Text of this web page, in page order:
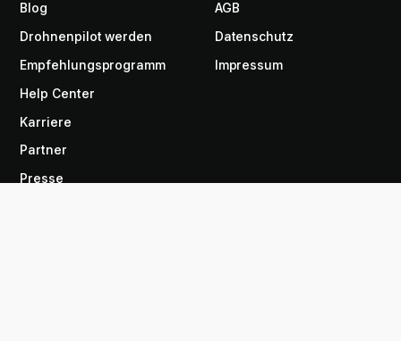
Blog
Drohnenpilot werden
Empfehlungsprogramm
Help Center
Karriere
Partner
Presse
AGB
Datenschutz
Impressum